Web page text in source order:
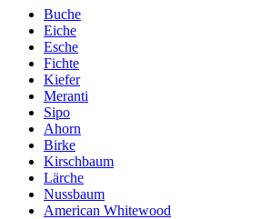
Buche
Eiche
Esche
Fichte
Kiefer
Meranti
Sipo
Ahorn
Birke
Kirschbaum
Lärche
Nussbaum
American Whitewood